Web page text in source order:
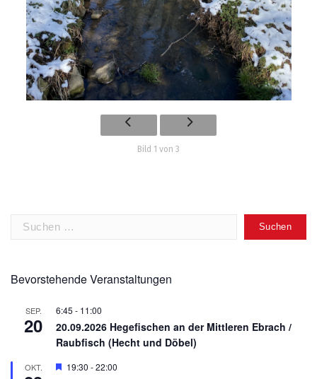
Bild 1 von 3
Suchen
Bevorstehende Veranstaltungen
SEP.
20
6:45 - 11:00
20.09.2026 Hegefischen an der Mittleren Ebrach /
Raubfisch (Hecht und Döbel)
OKT. Hervorgehoben
19:30 -22:00